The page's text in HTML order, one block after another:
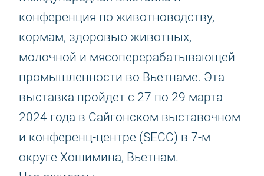
конференция по животноводству,
кормам, здоровью животных,
молочной и мясоперерабатывающей
промышленности во Вьетнаме. Эта
выставка пройдет с 27 по 29 марта
2024 года в Сайгонском выставочном
и конференц-центре (SECC) в 7-м
округе Хошимина, Вьетнам.